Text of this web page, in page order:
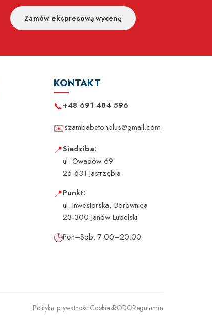
Zamów ekspresową wycenę
KONTAKT
📞+48 691 484 596
✉️szambabetonplus@gmail.com
📍Siedziba:
ul. Owadów 69
26-631 Jastrzębia
📍Punkt:
ul. Inwestorska, Borownica
23-300 Janów Lubelski
🕒Pon–Sob: 7:00–20:00
Polityka prywatnościCookiesRODORegulamin